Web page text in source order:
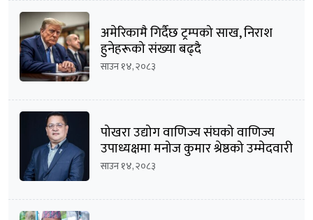
अमेरिकामै गिर्दैछ ट्रम्पको साख, निराश
हुनेहरूको संख्या बढ्दै
साउन १४, २०८३
पोखरा उद्योग वाणिज्य संघको वाणिज्य
उपाध्यक्षमा मनोज कुमार श्रेष्ठको उम्मेदवारी
घोषणा
साउन १४, २०८३